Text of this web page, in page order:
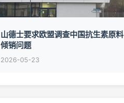
山德士要求欧盟调查中国抗生素原料
倾销问题
2026-05-23